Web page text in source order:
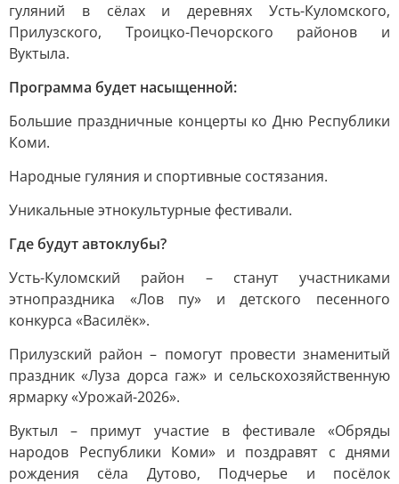
гуляний в сёлах и деревнях Усть-Куломского,
Прилузского, Троицко-Печорского районов и
Вуктыла.
Программа будет насыщенной:
Большие праздничные концерты ко Дню Республики
Коми.
Народные гуляния и спортивные состязания.
Уникальные этнокультурные фестивали.
Где будут автоклубы?
Усть-Куломский район – станут участниками
этнопраздника «Лов пу» и детского песенного
конкурса «Василёк».
Прилузский район – помогут провести знаменитый
праздник «Луза дорса гаж» и сельскохозяйственную
ярмарку «Урожай-2026».
Вуктыл – примут участие в фестивале «Обряды
народов Республики Коми» и поздравят с днями
рождения сёла Дутово, Подчерье и посёлок